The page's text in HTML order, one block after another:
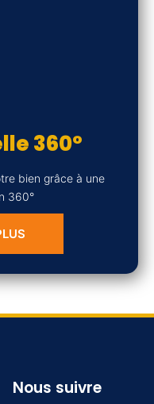
360°
bien grâce à une
360°
Nous suivre